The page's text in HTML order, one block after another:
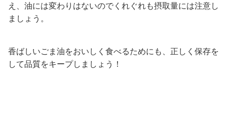
え、油には変わりはないのでくれぐれも摂取量には注意し
ましょう。
香ばしいごま油をおいしく食べるためにも、正しく保存を
して品質をキープしましょう！